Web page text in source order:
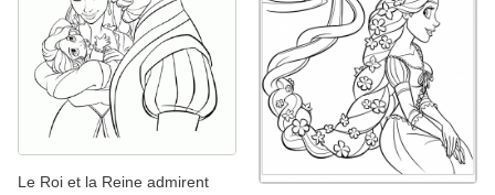
Le Roi et la Reine admirent